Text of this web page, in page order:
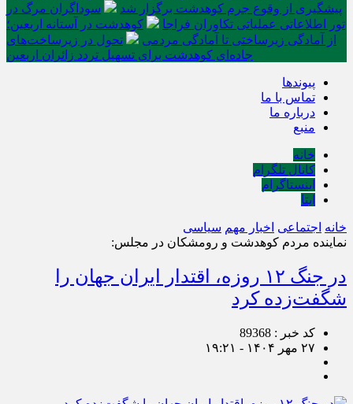
پیشگیری از وقوع جرم کوهدشت برگزار شد
سوداگران مرگ در
تور اطلاعاتی عملیاتی تکاوران فراجا
کوهدشت در آستانه اربعین؛
از آمادگی زیرساختی تا آمادگی مردمی
تحول در زیرساخت‌های
جاده‌ای کوهدشت برای تسهیل تردد زائران اربعین
پیوندها
تماس با ما
درباره ما
منبع
خانه
کانال تلگرام
اینستاگرام
ایتا
خانه اجتماعی اخبار مهم سیاسی
نماینده مردم کوهدشت و رومشکان در مجلس:
در جنگ ۱۲ روزه، اقتدار ایران جهان را
شگفت‌زده کرد
کد خبر : 89368
۲۷ مهر ۱۴۰۴ - ۱۹:۲۱